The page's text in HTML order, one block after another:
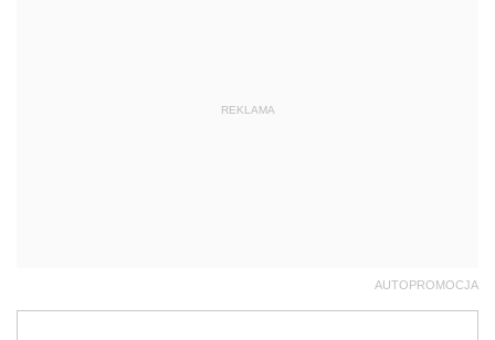
REKLAMA
AUTOPROMOCJA